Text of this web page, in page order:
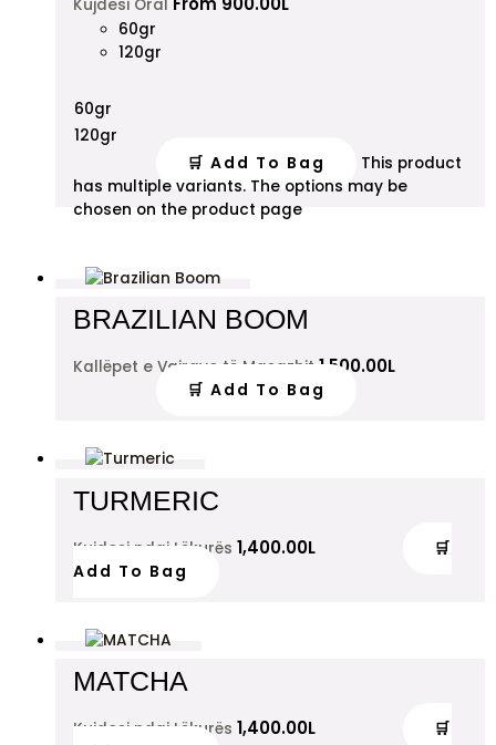
Kujdesi Oral
60gr
120gr
60gr
120gr
🛒 Add To Bag
This product
has multiple variants. The options may be
chosen on the product page
BRAZILIAN BOOM
Kallëpet e Vajrave të Masazhit1,500.00L
🛒 Add To Bag
TURMERIC
Kujdesi ndaj Lëkurës1,400.00L
🛒
Add To Bag
MATCHA
Kujdesi ndaj Lëkurës1,400.00L
🛒